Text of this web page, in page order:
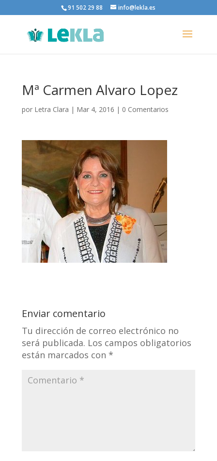
91 502 29 88 info@lekla.es
Mª Carmen Alvaro Lopez
por Letra Clara | Mar 4, 2016 | 0 Comentarios
Enviar comentario
Tu dirección de correo electrónico no
será publicada. Los campos obligatorios
están marcados con *